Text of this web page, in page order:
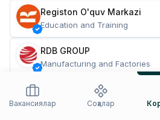
Registon O'quv Markazi
Education and Training
RDB GROUP
Manufacturing and Factories
Restaurants and Fast Food
Вакансиялар
Соҳалар